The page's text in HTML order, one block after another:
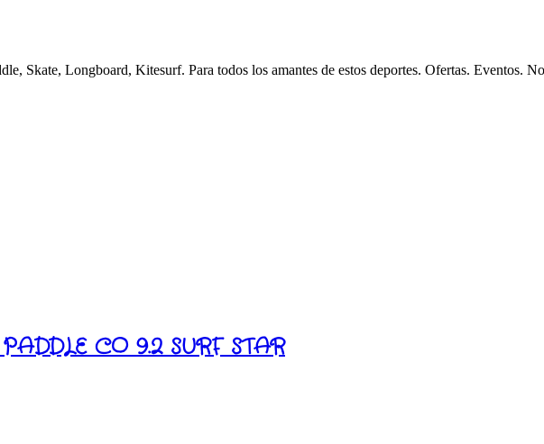
Skate, Longboard, Kitesurf. Para todos los amantes de estos deportes. Ofertas. Eventos.
CO 9.2 SURF STAR